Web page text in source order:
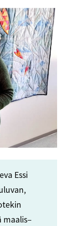
Essi
maalis‒